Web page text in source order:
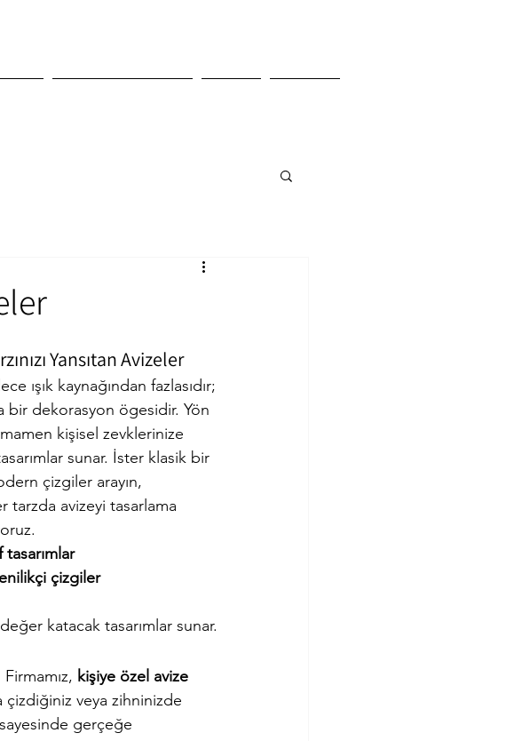
Yansıtan Avizeler
ışık kaynağından fazlasıdır;
bir dekorasyon ögesidir. Yön
kişisel zevklerinize
sunar. İster klasik bir
çizgiler arayın,
tarzda avizeyi tasarlama
tasarımlar
çizgiler
katacak tasarımlar sunar.
kişiye özel avize
çizdiğiniz veya zihninizde
sayesinde gerçeğe